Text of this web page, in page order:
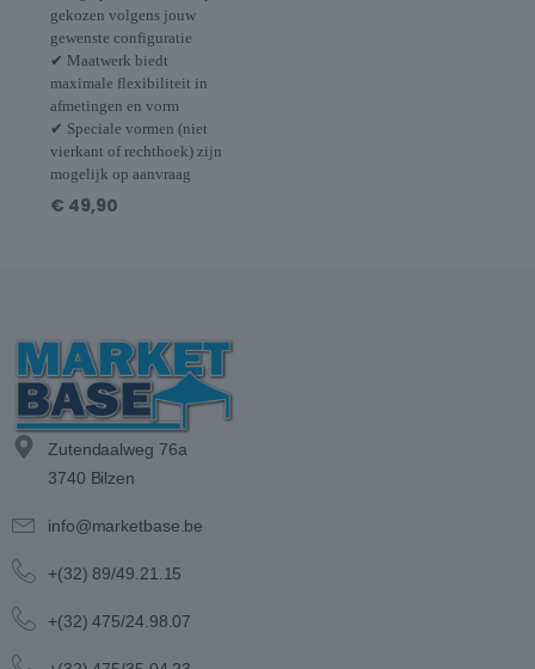
gekozen volgens jouw
gewenste configuratie
✔ Maatwerk biedt
maximale flexibiliteit in
afmetingen en vorm
✔ Speciale vormen (niet
vierkant of rechthoek) zijn
mogelijk op aanvraag
€ 49,90
Zutendaalweg 76a
3740 Bilzen
info@marketbase.be
+(32) 89/49.21.15
+(32) 475/24.98.07